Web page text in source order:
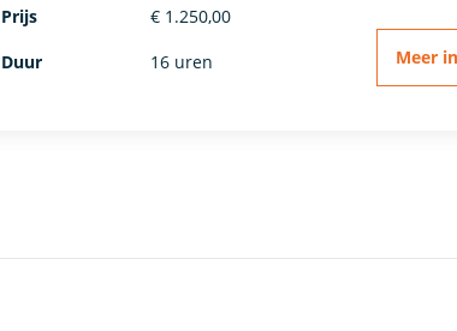
Prijs
€ 1.250,00
Duur
16 uren Meer